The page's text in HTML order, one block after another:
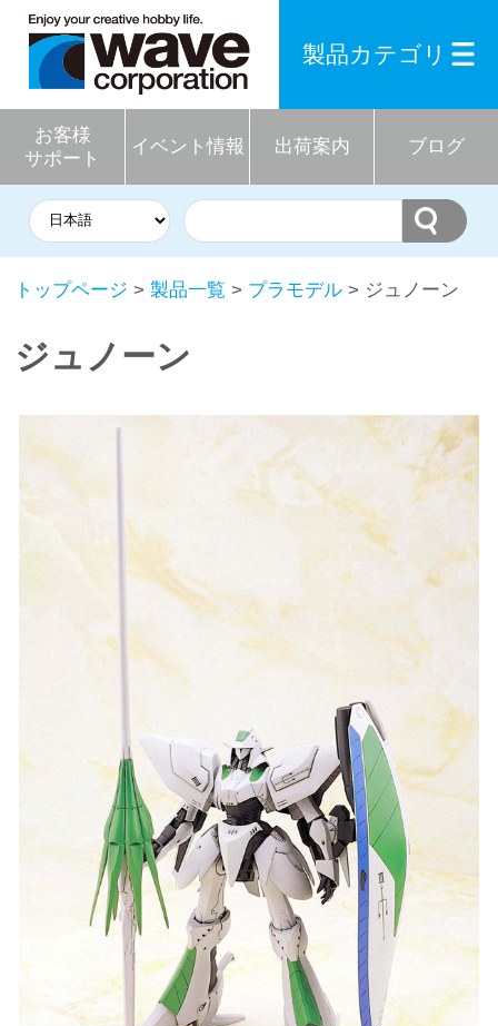
お客様
サポート
イベント情報 出荷案内 ブログ
製品カテゴリ
トップページ > 製品一覧 > プラモデル > ジュノーン
ジュノーン